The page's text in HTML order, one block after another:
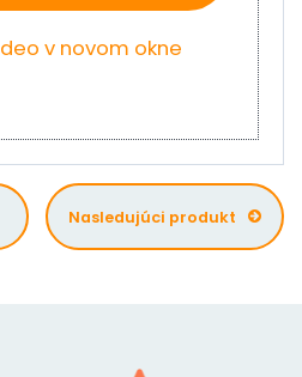
v novom okne
Nasledujúci produkt